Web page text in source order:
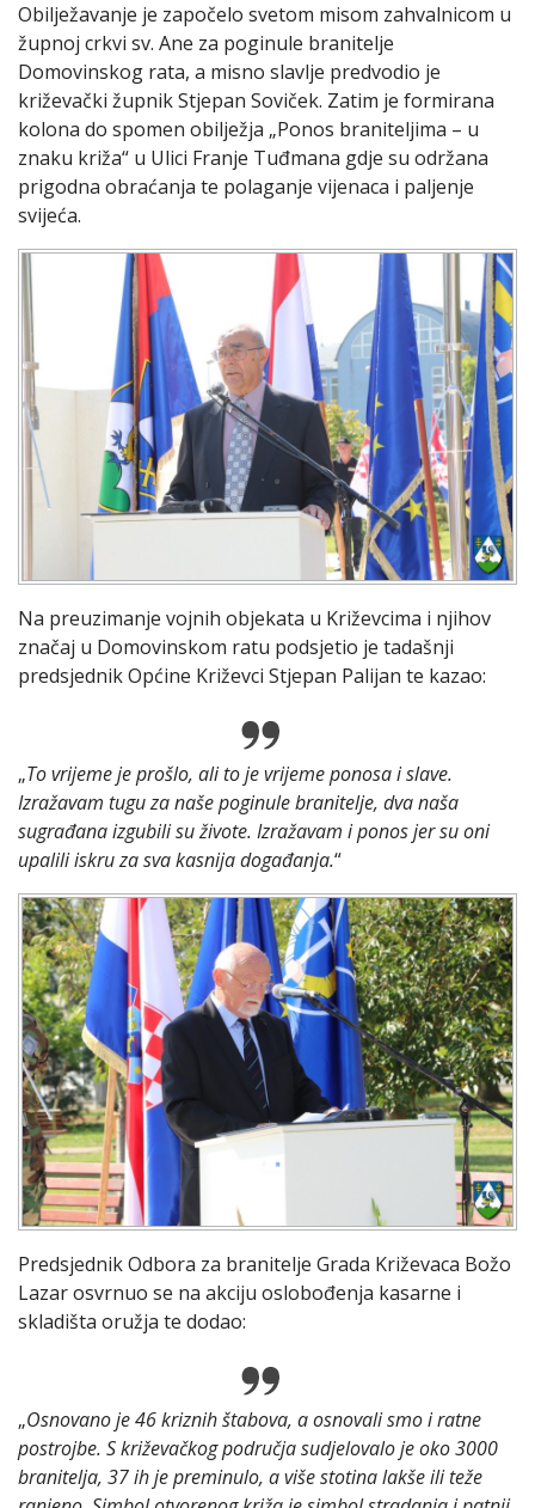
Obilježavanje je započelo svetom misom zahvalnicom u
župnoj crkvi sv. Ane za poginule branitelje
Domovinskog rata, a misno slavlje predvodio je
križevački župnik Stjepan Soviček. Zatim je formirana
kolona do spomen obilježja „Ponos braniteljima – u
znaku križa“ u Ulici Franje Tuđmana gdje su održana
prigodna obraćanja te polaganje vijenaca i paljenje
svijeća.
Na preuzimanje vojnih objekata u Križevcima i njihov
značaj u Domovinskom ratu podsjetio je tadašnji
predsjednik Općine Križevci Stjepan Palijan te kazao:
„To vrijeme je prošlo, ali to je vrijeme ponosa i slave.
Izražavam tugu za naše poginule branitelje, dva naša
sugrađana izgubili su živote. Izražavam i ponos jer su oni
upalili iskru za sva kasnija događanja.“
Predsjednik Odbora za branitelje Grada Križevaca Božo
Lazar osvrnuo se na akciju oslobođenja kasarne i
skladišta oružja te dodao:
„Osnovano je 46 kriznih štabova, a osnovali smo i ratne
postrojbe. S križevačkog područja sudjelovalo je oko 3000
branitelja, 37 ih je preminulo, a više stotina lakše ili teže